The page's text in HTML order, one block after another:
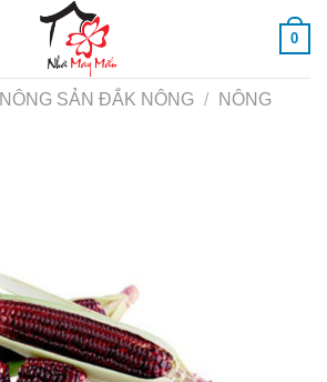
0
NÔNG SẢN ĐẮK NÔNG /
NÔNG